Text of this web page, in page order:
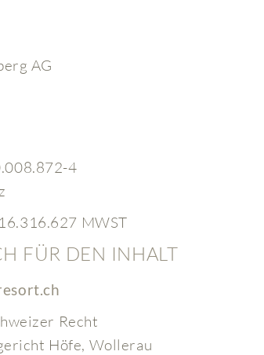
AG
4
MWST
FÜR DEN INHALT
Recht
Höfe, Wollerau